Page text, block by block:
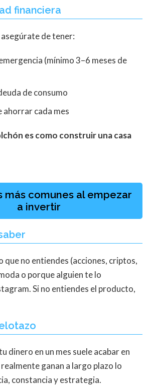
financiera
de tener:
(mínimo 3–6 meses de
de consumo
ahorrar cada mes
es como construir una casa
más comunes al empezar
a invertir
que no entiendes (acciones, criptos,
o porque alguien te lo
Si no entiendes el producto,
dinero en un mes suele acabar en
ganan a largo plazo lo
constancia y estrategia.